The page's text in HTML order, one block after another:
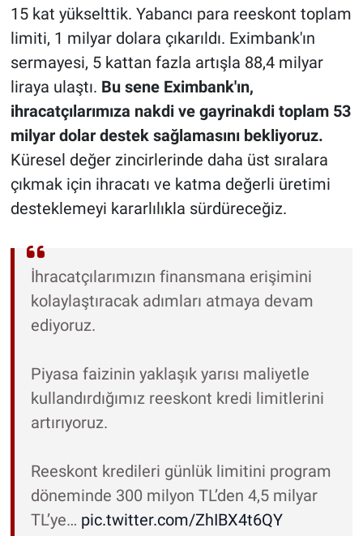
15 kat yükselttik. Yabancı para reeskont toplam
limiti, 1 milyar dolara çıkarıldı. Eximbank'ın
sermayesi, 5 kattan fazla artışla 88,4 milyar
liraya ulaştı. Bu sene Eximbank'ın,
ihracatçılarımıza nakdi ve gayrinakdi toplam 53
milyar dolar destek sağlamasını bekliyoruz.
Küresel değer zincirlerinde daha üst sıralara
çıkmak için ihracatı ve katma değerli üretimi
desteklemeyi kararlılıkla sürdüreceğiz.
İhracatçılarımızın finansmana erişimini
kolaylaştıracak adımları atmaya devam
ediyoruz.
Piyasa faizinin yaklaşık yarısı maliyetle
kullandırdığımız reeskont kredi limitlerini
artırıyoruz.
Reeskont kredileri günlük limitini program
döneminde 300 milyon TL’den 4,5 milyar
TL’ye… pic.twitter.com/ZhIBX4t6QY